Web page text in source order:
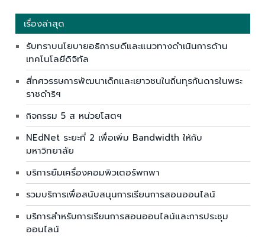
เรื่องล่าสุด
รับทราบนโยบายอธิการบดีและแนวทางดำเนินการด้าน
เทคโนโลยีดิจิทัล
สี่ทศวรรษการพัฒนาเด็กและเยาวชนในถิ่นทุรกันดารในพระ
ราชดำริฯ
กิจกรรม 5 ส หน่วยโสตฯ
NEdNet ระยะที่ 2 เพื่อเพิ่ม Bandwidth ให้กับ
มหาวิทยาลัย
บริการยืมเครื่องคอมพิวเตอร์พกพา
รวมบริการเพื่อสนับสนุนการเรียนการสอนออนไลน์
บริการสำหรับการเรียนการสอนออนไลน์และการประชุม
ออนไลน์